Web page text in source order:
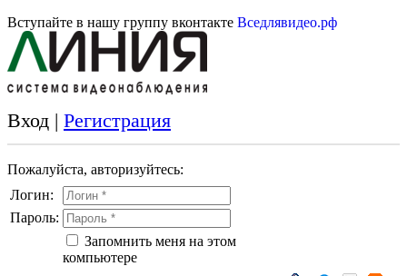
Вступайте в нашу группу вконтакте Вседлявидео.рф
Вход | Регистрация
Пожалуйста, авторизуйтесь:
Логин:
Пароль:
Запомнить меня на этом
компьютере